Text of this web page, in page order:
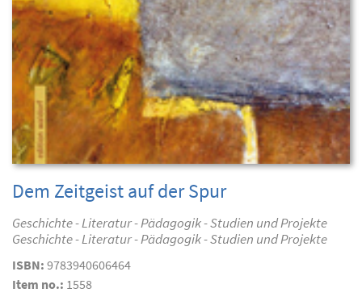
Dem Zeitgeist auf der Spur
Geschichte - Literatur - Pädagogik - Studien und Projekte
Geschichte - Literatur - Pädagogik - Studien und Projekte
ISBN: 9783940606464
Item no.: 1558